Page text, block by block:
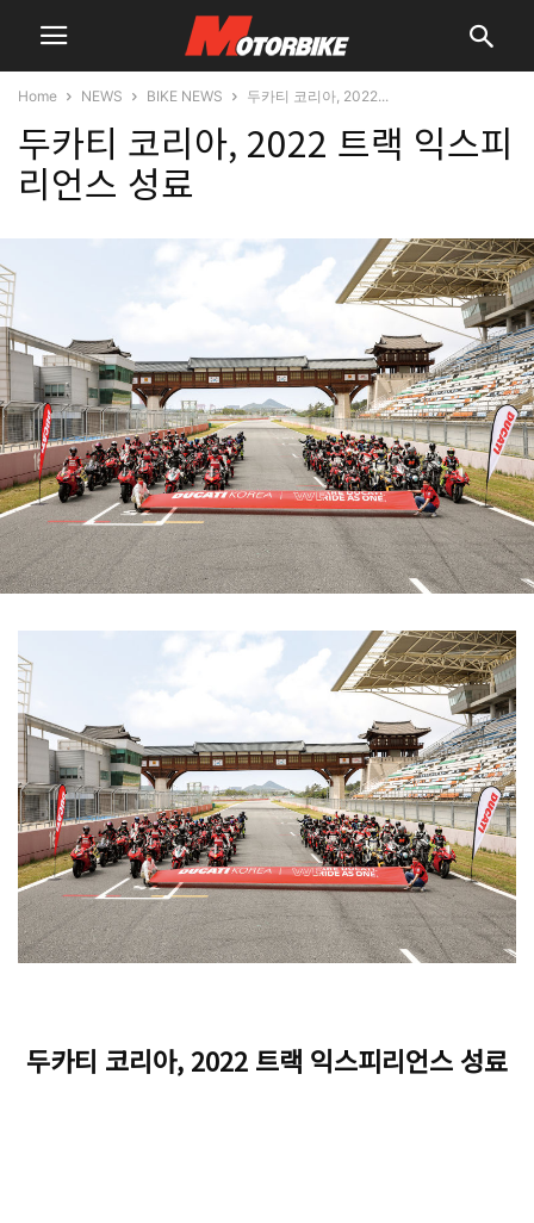
Home NEWS BIKE NEWS 두카티 코리아, 2022...
두카티 코리아, 2022 트랙 익스피
리언스 성료
두카티 코리아, 2022 트랙 익스피리언스 성료